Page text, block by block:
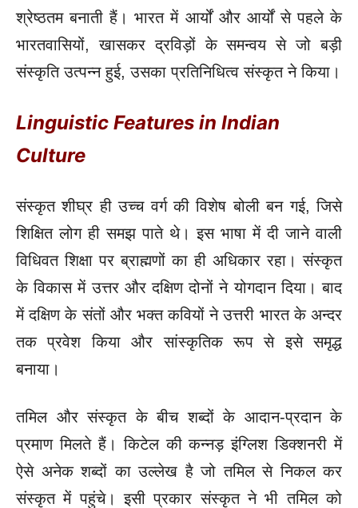
श्रेष्ठतम बनाती हैं। भारत में आर्यों और आर्यों से पहले के
भारतवासियों, खासकर द्रविड़ों के समन्वय से जो बड़ी
संस्कृति उत्पन्न हुई, उसका प्रतिनिधित्व संस्कृत ने किया।
Linguistic Features in Indian
Culture
संस्कृत शीघ्र ही उच्च वर्ग की विशेष बोली बन गई, जिसे
शिक्षित लोग ही समझ पाते थे। इस भाषा में दी जाने वाली
विधिवत शिक्षा पर ब्राह्मणों का ही अधिकार रहा। संस्कृत
के विकास में उत्तर और दक्षिण दोनों ने योगदान दिया। बाद
में दक्षिण के संतों और भक्त कवियों ने उत्तरी भारत के अन्दर
तक प्रवेश किया और सांस्कृतिक रूप से इसे समृद्ध
बनाया।
तमिल और संस्कृत के बीच शब्दों के आदान-प्रदान के
प्रमाण मिलते हैं। किटेल की कन्नड़ इंग्लिश डिक्शनरी में
ऐसे अनेक शब्दों का उल्लेख है जो तमिल से निकल कर
संस्कृत में पहुंचे। इसी प्रकार संस्कृत ने भी तमिल को